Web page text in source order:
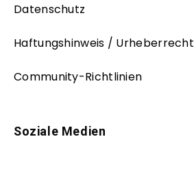
Datenschutz
Haftungshinweis / Urheberrecht
Community-Richtlinien
Soziale Medien